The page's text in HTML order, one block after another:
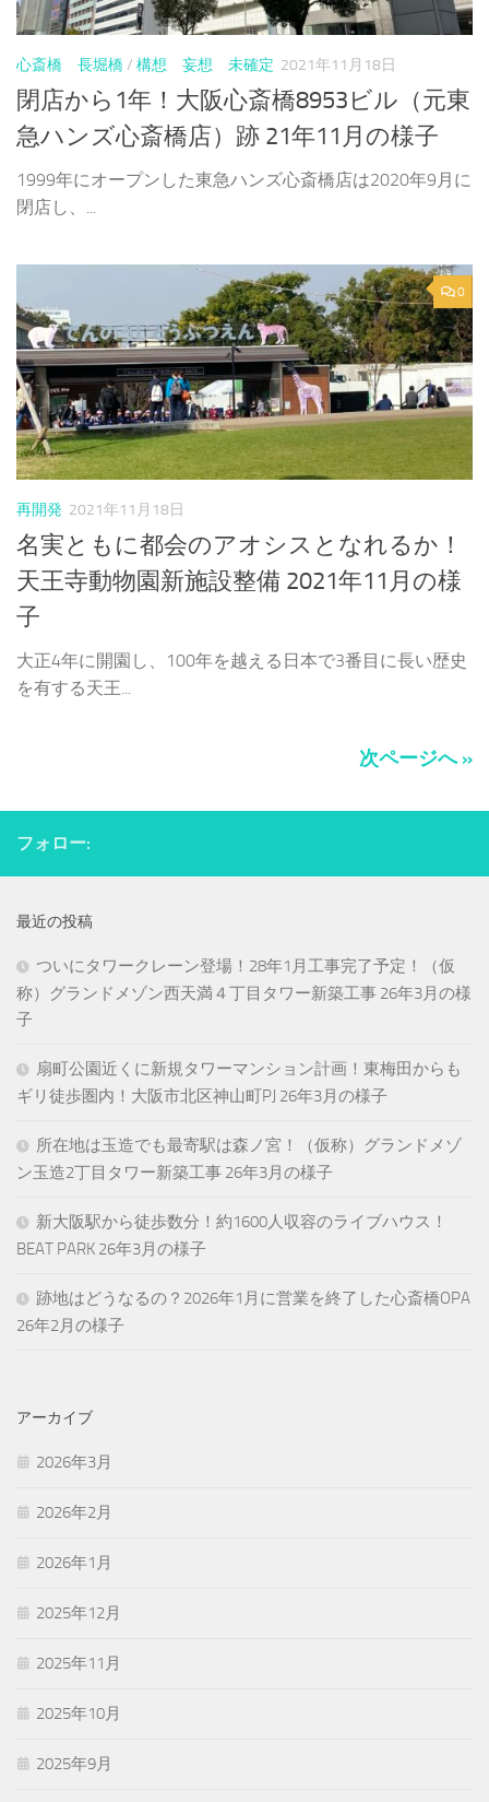
心斎橋 長堀橋/ 構想 妄想 未確定 2021年11月18日
閉店から1年！大阪心斎橋8953ビル（元東
急ハンズ心斎橋店）跡 21年11月の様子
1999年にオープンした東急ハンズ心斎橋店は2020年9月に
閉店し、...
0
再開発 2021年11月18日
名実ともに都会のアオシスとなれるか！
天王寺動物園新施設整備 2021年11月の様
子
大正4年に開園し、100年を越える日本で3番目に長い歴史
を有する天王...
次ページへ »
フォロー:
最近の投稿
ついにタワークレーン登場！28年1月工事完了予定！（仮
称）グランドメゾン西天満４丁目タワー新築工事 26年3月の様
子
扇町公園近くに新規タワーマンション計画！東梅田からも
ギリ徒歩圏内！大阪市北区神山町PJ 26年3月の様子
所在地は玉造でも最寄駅は森ノ宮！（仮称）グランドメゾ
ン玉造2丁目タワー新築工事 26年3月の様子
新大阪駅から徒歩数分！約1600人収容のライブハウス！
BEAT PARK 26年3月の様子
跡地はどうなるの？2026年1月に営業を終了した心斎橋OPA
26年2月の様子
アーカイブ
2026年3月
2026年2月
2026年1月
2025年12月
2025年11月
2025年10月
2025年9月